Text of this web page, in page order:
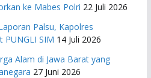
ke Mabes Polri 22 Juli 2026
Palsu, Kapolres
PUNGLI SIM 14 Juli 2026
Alam di Jawa Barat yang
27 Juni 2026